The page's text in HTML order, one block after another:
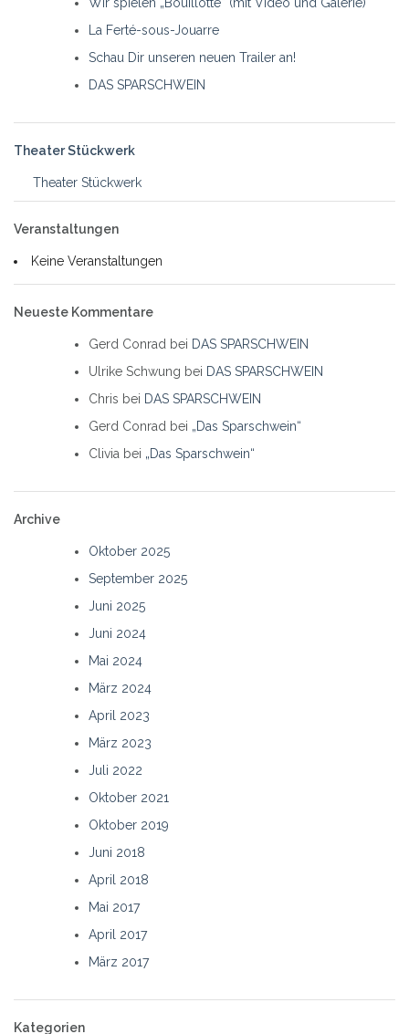
La Ferté-sous-Jouarre
Schau Dir unseren neuen Trailer an!
DAS SPARSCHWEIN
Theater Stückwerk
Theater Stückwerk
Veranstaltungen
Keine Veranstaltungen
Neueste Kommentare
Gerd Conrad bei DAS SPARSCHWEIN
Ulrike Schwung bei DAS SPARSCHWEIN
Chris bei DAS SPARSCHWEIN
Gerd Conrad bei „Das Sparschwein“
Clivia bei „Das Sparschwein“
Archive
Oktober 2025
September 2025
Juni 2025
Juni 2024
Mai 2024
März 2024
April 2023
März 2023
Juli 2022
Oktober 2021
Oktober 2019
Juni 2018
April 2018
Mai 2017
April 2017
März 2017
Kategorien